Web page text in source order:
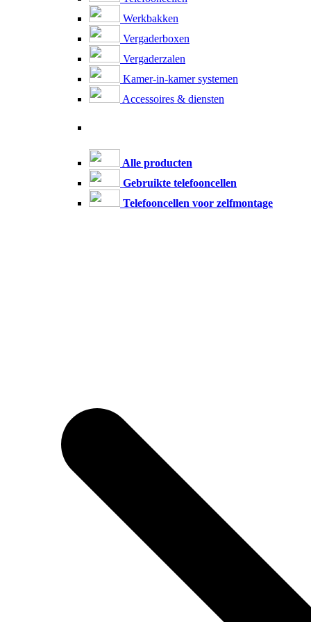
Werkbakken
Vergaderboxen
Vergaderzalen
Kamer-in-kamer systemen
Accessoires & diensten
Alle producten
Gebruikte telefooncellen
Telefooncellen voor zelfmontage